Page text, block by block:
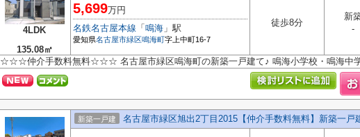
4LDK
135.08㎡
5,699万円
名鉄名古屋本線 「 鳴海 」駅
愛知県名古屋市緑区鳴海町字上中町16-7
徒歩8分
新
-
☆☆☆仲介手数料無料☆☆☆ 名古屋市緑区鳴海町の新築一戸建て♪ 鳴海小学校・鳴海中
新築一戸建 名古屋市緑区旭出2丁目2015【仲介手数料無料】新築一